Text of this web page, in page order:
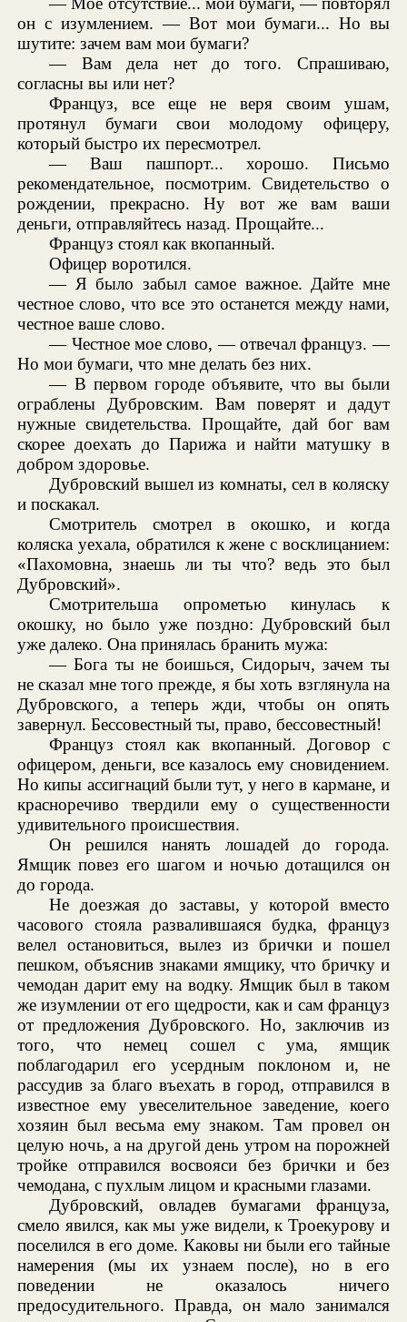
он с изумлением. — Вот мои бумаги... Но вы
шутите: зачем вам мои бумаги?
— Вам дела нет до того. Спрашиваю,
согласны вы или нет?
Француз, все еще не веря своим ушам,
протянул бумаги свои молодому офицеру,
который быстро их пересмотрел.
— Ваш пашпорт... хорошо. Письмо
рекомендательное, посмотрим. Свидетельство о
рождении, прекрасно. Ну вот же вам ваши
деньги, отправляйтесь назад. Прощайте...
Француз стоял как вкопанный.
Офицер воротился.
— Я было забыл самое важное. Дайте мне
честное слово, что все это останется между нами,
честное ваше слово.
— Честное мое слово, — отвечал француз. —
Но мои бумаги, что мне делать без них.
— В первом городе объявите, что вы были
ограблены Дубровским. Вам поверят и дадут
нужные свидетельства. Прощайте, дай бог вам
скорее доехать до Парижа и найти матушку в
добром здоровье.
Дубровский вышел из комнаты, сел в коляску
и поскакал.
Смотритель смотрел в окошко, и когда
коляска уехала, обратился к жене с восклицанием:
«Пахомовна, знаешь ли ты что? ведь это был
Дубровский».
Смотрительша опрометью кинулась к
окошку, но было уже поздно: Дубровский был
уже далеко. Она принялась бранить мужа:
— Бога ты не боишься, Сидорыч, зачем ты
не сказал мне того прежде, я бы хоть взглянула на
Дубровского, а теперь жди, чтобы он опять
завернул. Бессовестный ты, право, бессовестный!
Француз стоял как вкопанный. Договор с
офицером, деньги, все казалось ему сновидением.
Но кипы ассигнаций были тут, у него в кармане, и
красноречиво твердили ему о существенности
удивительного происшествия.
Он решился нанять лошадей до города.
Ямщик повез его шагом и ночью дотащился он
до города.
Не доезжая до заставы, у которой вместо
часового стояла развалившаяся будка, француз
велел остановиться, вылез из брички и пошел
пешком, объяснив знаками ямщику, что бричку и
чемодан дарит ему на водку. Ямщик был в таком
же изумлении от его щедрости, как и сам француз
от предложения Дубровского. Но, заключив из
того, что немец сошел с ума, ямщик
поблагодарил его усердным поклоном и, не
рассудив за благо въехать в город, отправился в
известное ему увеселительное заведение, коего
хозяин был весьма ему знаком. Там провел он
целую ночь, а на другой день утром на порожней
тройке отправился восвояси без брички и без
чемодана, с пухлым лицом и красными глазами.
Дубровский, овладев бумагами француза,
смело явился, как мы уже видели, к Троекурову и
поселился в его доме. Каковы ни были его тайные
намерения (мы их узнаем после), но в его
поведении не оказалось ничего
предосудительного. Правда, он мало занимался